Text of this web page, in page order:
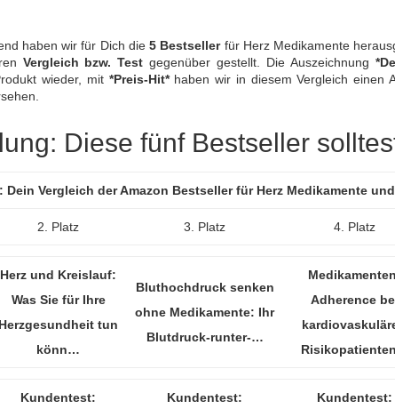
haben wir für Dich die5 Bestsellerfür Herz Medikamente
Vergleich bzw. Test gegenüber gestellt. Die Auszeichnung
wieder, mit *Preis-Hit*haben wir in diesem Vergleich einen
Diese fünf Bestseller
Dein Vergleich der Amazon Bestseller für Herz Medikamente
2. Platz 3. Platz 4. Platz
Herz und Kreislauf:
Was Sie für Ihre
Herzgesundheit tun
könn…
Bluthochdruck senken
ohne Medikamente: Ihr
Blutdruck-runter-…
Adherence
Kundentest:
Kundentest:
Kundentest: